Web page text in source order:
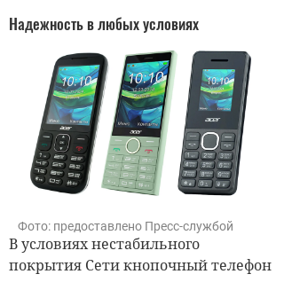
Надежность в любых условиях
Фото: предоставлено Пресс-службой
В условиях нестабильного
покрытия Сети кнопочный телефон